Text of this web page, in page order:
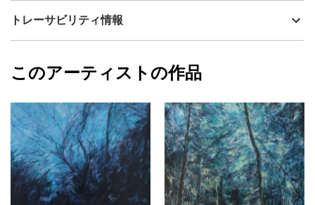
油彩
カラー
青
ジャンル
風景画
配送目安
二週間以内
最初は植物園のある一角の風景でしたが描いていくにつれ刻々と
風景を描写するというよりもその場で呼吸するものの気配を掴み
接近したいという感覚で描いています。
吉田実穂
フォローする
トレーサビリティ情報
吉田実穂
このアーティストの作品